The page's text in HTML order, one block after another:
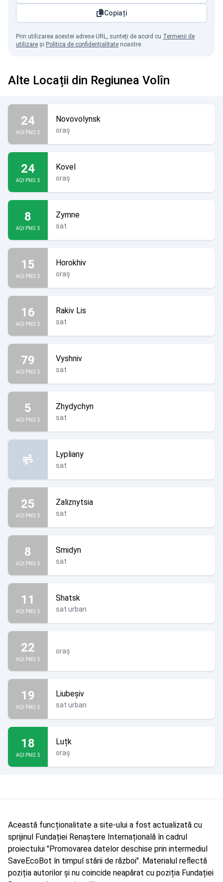
Copiați
Prin utilizarea acestei adrese URL, sunteți de acord cu Termenii de
utilizare și Politica de confidențialitate noastre.
Alte Locații din Regiunea Volîn
24
AQI PM2.5
Novovolynsk
oraș
24
AQI PM2.5
Kovel
oraș
8
AQI PM2.5
Zymne
sat
15
AQI PM2.5
Horokhiv
oraș
16
AQI PM2.5
Rakiv Lis
sat
79
AQI PM2.5
Vyshniv
sat
5
AQI PM2.5
Zhydychyn
sat
Lypliany
sat
25
AQI PM2.5
Zaliznytsia
sat
8
AQI PM2.5
Smidyn
sat
11
AQI PM2.5
Shatsk
sat urban
22
AQI PM2.5
oraș
19
AQI PM2.5
Liubeșiv
sat urban
18
AQI PM2.5
Luțk
oraș
Această funcționalitate a site-ului a fost actualizată cu
sprijinul Fundației Renaștere Internațională în cadrul
proiectului "Promovarea datelor deschise prin intermediul
SaveEcoBot în timpul stării de război". Materialul reflectă
poziția autorilor și nu coincide neapărat cu poziția Fundației